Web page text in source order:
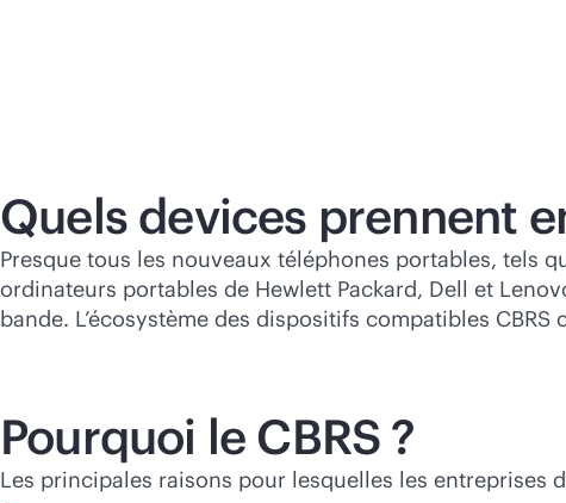
Quels devices prennent
Presque tous les nouveaux téléphones portables, tels
ordinateurs portables de Hewlett Packard, Dell et
bande. L’écosystème des dispositifs compatibles
Pourquoi le CBRS ?
Les principales raisons pour lesquelles les entreprises